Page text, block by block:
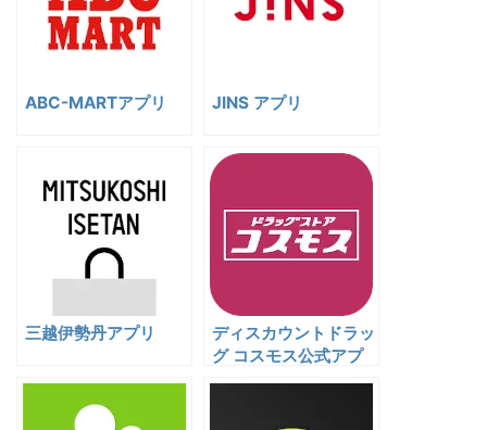
ABC-MARTアプリ JINS アプリ
三越伊勢丹アプリ
ディスカウントドラッ
グ コスモス公式アプ
リ